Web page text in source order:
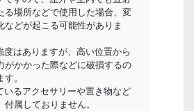
る場所などで使用した場合、変
などが起こる可能性がありま
度はありますが、高い位置から
がかかった際などに破損するの
。
いるアクセサリーや置き物など
属しておりません。